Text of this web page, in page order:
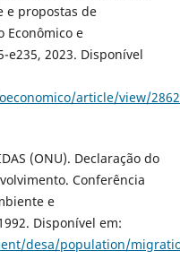
e propostas de
Econômico e
e235, 2023. Disponível
article/view/
(ONU). Declaração do
Conferência
e
Disponível em:
desa/population/